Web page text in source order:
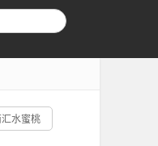
水蜜桃